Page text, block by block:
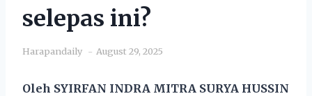
selepas ini?
Harapandaily August 29, 2025
Oleh SYIRFAN INDRA MITRA SURYA HUSSIN